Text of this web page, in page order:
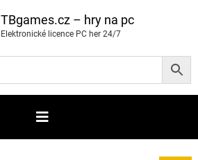
TBgames.cz – hry na pc
Elektronické licence PC her 24/7